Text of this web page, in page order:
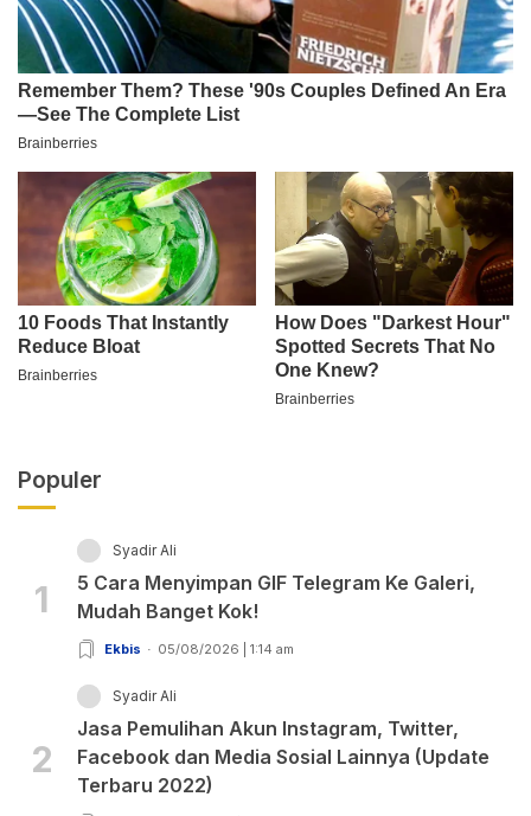
Populer
1
Syadir Ali
5 Cara Menyimpan GIF Telegram Ke Galeri,
Mudah Banget Kok!
Ekbis 05/08/2026 | 1:14 am
2
Syadir Ali
Jasa Pemulihan Akun Instagram, Twitter,
Facebook dan Media Sosial Lainnya (Update
Terbaru 2022)